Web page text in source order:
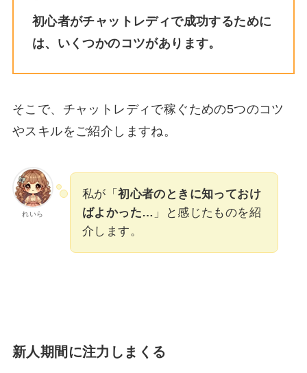
初心者がチャットレディで成功するために
は、いくつかのコツがあります。
そこで、チャットレディで稼ぐための5つのコツ
やスキルをご紹介しますね。
れいら
私が「初心者のときに知っておけ
ばよかった… 」と感じたものを紹
介します。
新人期間に注力しまくる